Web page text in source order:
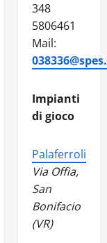
348
5806461
Mail:
Impianti
di gioco
Palaferroli
Via Offia,
San
Bonifacio
(VR)